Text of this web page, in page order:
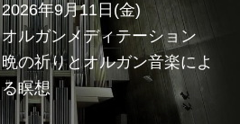
2026年9月11日(金)
オルガンメディテーション
晩の祈りとオルガン音楽によ
る瞑想